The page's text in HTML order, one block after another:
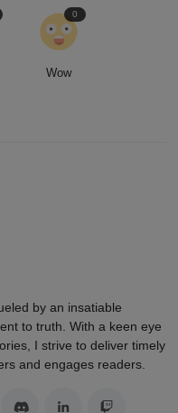
Wow
0
by an insatiable
to truth. With a keen eye
I strive to deliver timely
and engages readers.